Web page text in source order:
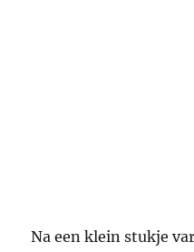
Na een klein stukje